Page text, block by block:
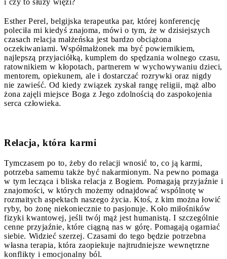
Esther Perel, belgijska terapeutka par, której konferencję
poleciła mi kiedyś znajoma, mówi o tym, że w dzisiejszych
czasach relacja małżeńska jest bardzo obciążona
oczekiwaniami. Współmałżonek ma być powiernikiem,
najlepszą przyjaciółką, kumplem do spędzania wolnego czasu,
ratownikiem w kłopotach, partnerem w wychowywaniu dzieci,
mentorem, opiekunem, ale i dostarczać rozrywki oraz nigdy
nie zawieść. Od kiedy związek zyskał rangę religii, mąż albo
żona zajęli miejsce Boga z Jego zdolnością do zaspokojenia
serca człowieka.
Relacja, która karmi
Tymczasem po to, żeby do relacji wnosić to, co ją karmi,
potrzeba samemu także być nakarmionym. Na pewno pomaga
w tym lecząca i bliska relacja z Bogiem. Pomagają przyjaźnie i
znajomości, w których możemy odnajdować wspólnotę w
rozmaitych aspektach naszego życia. Ktoś, z kim można łowić
ryby, bo żonę niekoniecznie to pasjonuje. Koło miłośników
fizyki kwantowej, jeśli twój mąż jest humanistą. I szczególnie
cenne przyjaźnie, które ciągną nas w górę. Pomagają ogarniać
siebie. Widzieć szerzej. Czasami do tego będzie potrzebna
własna terapia, która zaopiekuje najtrudniejsze wewnętrzne
konflikty i emocjonalny ból.